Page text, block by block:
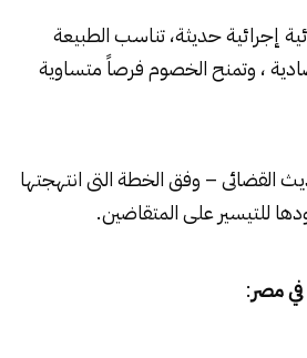
إجرائية حديثة، تناسب الطبيعة
، وتمنح الخصوم فرصاً متساوية
القضائى – وفق الخطة التى انتهجتها
للتيسير على المتقاضين.
في مصر: